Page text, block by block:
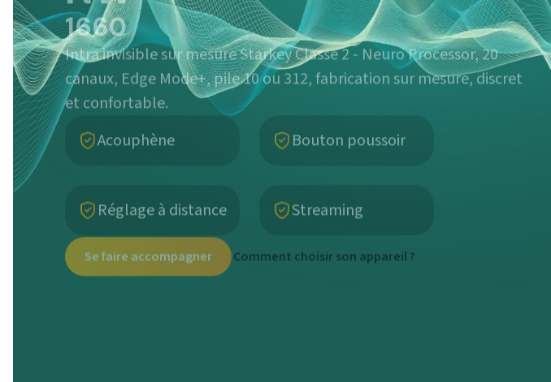
1660
Intra invisible sur mesure Starkey Classe 2 - Neuro Processor, 20
canaux, Edge Mode+, pile 10 ou 312, fabrication sur mesure, discret
et confortable.
Se faire accompagner